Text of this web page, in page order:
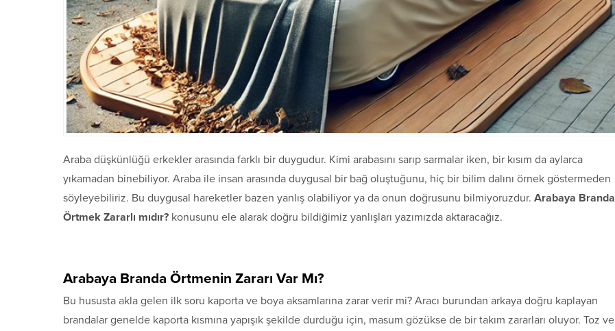
Araba düşkünlüğü erkekler arasında farklı bir duygudur. Kimi arabasını sarıp sarmalar iken, bir kısım da aylarca
yıkamadan binebiliyor. Araba ile insan arasında duygusal bir bağ oluştuğunu, hiç bir bilim dalını örnek göstermeden
söyleyebiliriz. Bu duygusal hareketler bazen yanlış olabiliyor ya da onun doğrusunu bilmiyoruzdur. Arabaya Branda
Örtmek Zararlı mıdır? konusunu ele alarak doğru bildiğimiz yanlışları yazımızda aktaracağız.
Arabaya Branda Örtmenin Zararı Var Mı?
Bu hususta akla gelen ilk soru kaporta ve boya aksamlarına zarar verir mi? Aracı burundan arkaya doğru kaplayan
brandalar genelde kaporta kısmına yapışık şekilde durduğu için, masum gözükse de bir takım zararları oluyor. Toz ve